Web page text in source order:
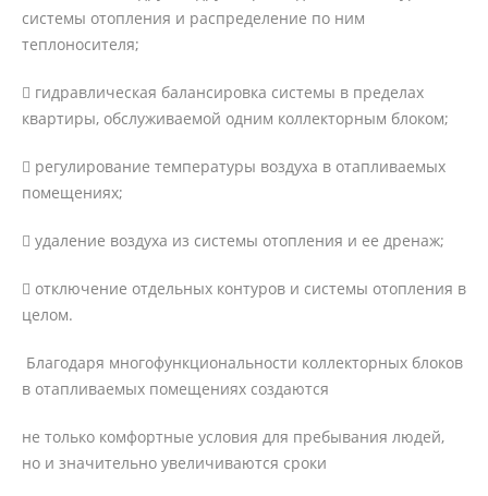
системы отопления и распределение по ним
теплоносителя;
 гидравлическая балансировка системы в пределах
квартиры, обслуживаемой одним коллекторным блоком;
 регулирование температуры воздуха в отапливаемых
помещениях;
 удаление воздуха из системы отопления и ее дренаж;
 отключение отдельных контуров и системы отопления в
целом.
Благодаря многофункциональности коллекторных блоков
в отапливаемых помещениях создаются
не только комфортные условия для пребывания людей,
но и значительно увеличиваются сроки